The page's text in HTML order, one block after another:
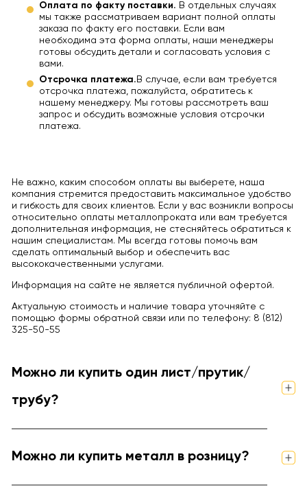
Оплата по факту поставки. В отдельных случаях
мы также рассматриваем вариант полной оплаты
заказа по факту его поставки. Если вам
необходима эта форма оплаты, наши менеджеры
готовы обсудить детали и согласовать условия с
вами.
Отсрочка платежа. В случае, если вам требуется
отсрочка платежа, пожалуйста, обратитесь к
нашему менеджеру. Мы готовы рассмотреть ваш
запрос и обсудить возможные условия отсрочки
платежа.
Не важно, каким способом оплаты вы выберете, наша
компания стремится предоставить максимальное удобство
и гибкость для своих клиентов. Если у вас возникли вопросы
относительно оплаты металлопроката или вам требуется
дополнительная информация, не стесняйтесь обратиться к
нашим специалистам. Мы всегда готовы помочь вам
сделать оптимальный выбор и обеспечить вас
высококачественными услугами.
Информация на сайте не является публичной офертой.
Актуальную стоимость и наличие товара уточняйте с
помощью формы обратной связи или по телефону: 8 (812)
325-50-55
Можно ли купить один лист/прутик/
трубу?
Можно ли купить металл в розницу?